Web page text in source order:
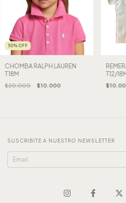
50% OFF
CHOMBA RALPH LAUREN
T18M
$20.000 $10.000
T12/
SUSCRIBITE A NUESTRO NEWSLETTER